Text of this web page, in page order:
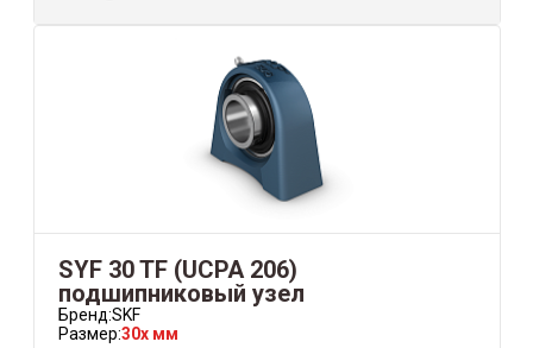
SYF 30 TF (UCPA 206)
подшипниковый узел
Бренд:SKF
Размер:30x мм